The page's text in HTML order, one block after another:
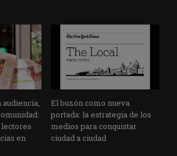
en
El buzón como nueva
portada: la estrategia de los
medios para conquistar
ciudad a ciudad